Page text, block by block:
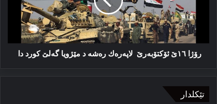
مێژویا
گەلێ
کورد
دارۆژا ١٦ێ ئۆکتۆبەرێ لاپەرەك رەشە د مێژویا گەلێ کورد دا
تێکلدار